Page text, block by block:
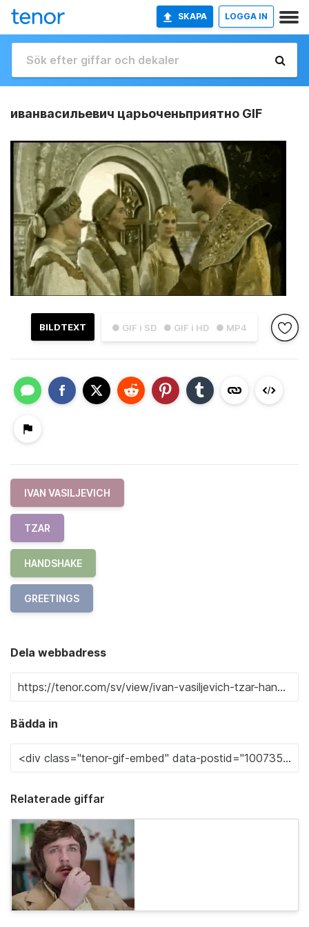
SKAPA LOGGA IN
иванвасильевич царьоченьприятно GIF
● GIF i SD ● GIF i HD ● MP4
BILDTEXT
IVAN VASILJEVICH
TZAR
HANDSHAKE
GREETINGS
Dela webbadress
Bädda in
Relaterade giffar